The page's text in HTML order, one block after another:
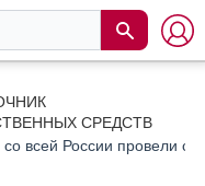
СРЕДСТВ
со всей России провели